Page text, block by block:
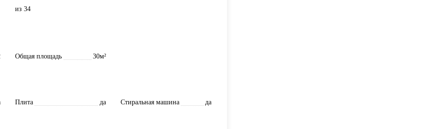
из 34
Общая площадь 30м²
Плита да Стиральная машина
да